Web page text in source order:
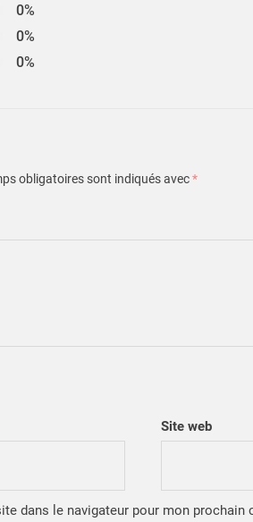
0%
0%
0%
obligatoires sont indiqués avec*
Site web
dans le navigateur pour mon prochain